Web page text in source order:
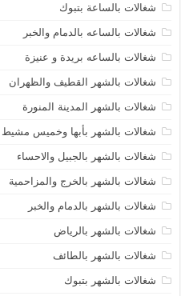
شغالات بالساعة بتبوك
شغالات بالساعه بالدمام والخبر
شغالات بالساعه بريدة و عنيزة
شغالات بالشهر القطيف والظهران
شغالات بالشهر المدينة المنورة
شغالات بالشهر بأبها وخميس مشيط
شغالات بالشهر بالجبيل والاحساء
شغالات بالشهر بالخرج والمزاحمية
شغالات بالشهر بالدمام والخبر
شغالات بالشهر بالرياض
شغالات بالشهر بالطائف
شغالات بالشهر بتبوك